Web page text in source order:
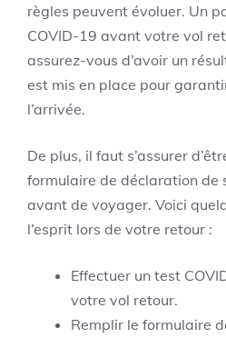
règles peuvent évoluer. Un
COVID-19 avant votre vol
assurez-vous d’avoir un
est mis en place pour
l’arrivée.
De plus, il faut s’assurer
formulaire de déclaration de
avant de voyager. Voici
l’esprit lors de votre retour :
Effectuer un test
votre vol retour.
Remplir le formulaire